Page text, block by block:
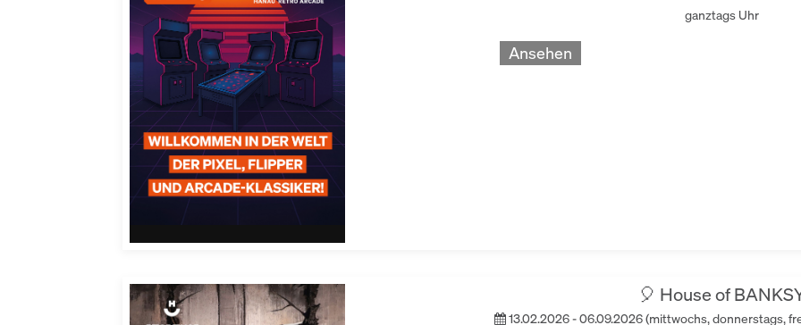
ganztags Uhr
Ansehen
🎈 House of
13.02.2026 - 06.09.2026 (mittwochs, donnerstags,